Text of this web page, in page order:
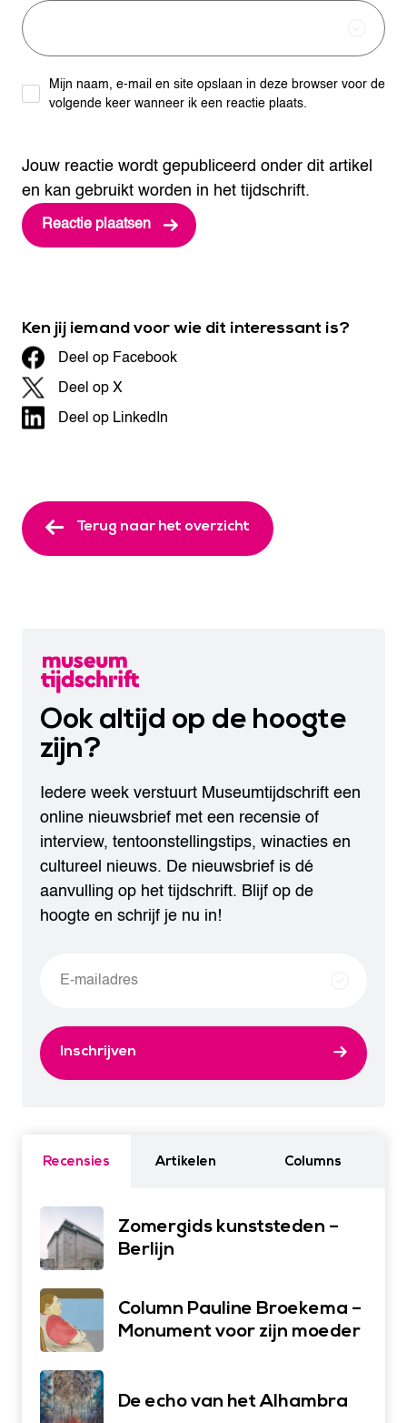
Jouw reactie wordt gepubliceerd onder dit artikel
en kan gebruikt worden in het tijdschrift.
Mijn naam, e-mail en site opslaan in deze browser voor de
volgende keer wanneer ik een reactie plaats.
Ken jij iemand voor wie dit interessant is?
Deel op Facebook
Deel op X
Deel op LinkedIn
Terug naar het overzicht
Ook altijd op de hoogte
zijn?
Iedere week verstuurt Museumtijdschrift een
online nieuwsbrief met een recensie of
interview, tentoonstellingstips, winacties en
cultureel nieuws. De nieuwsbrief is dé
aanvulling op het tijdschrift. Blijf op de
hoogte en schrijf je nu in!
Inschrijven
Recensies Artikelen Columns
Zomergids kunststeden –
Berlijn
Column Pauline Broekema –
Monument voor zijn moeder
De echo van het Alhambra